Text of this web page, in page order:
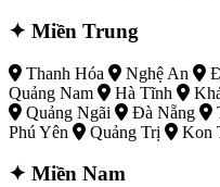
✦ Miền Trung
Thanh Hóa Nghệ An
Quảng Nam
Hà Tĩnh
Quảng Ngãi
Đà Nẵng
Phú Yên
Quảng Trị Kon
✦ Miền Nam